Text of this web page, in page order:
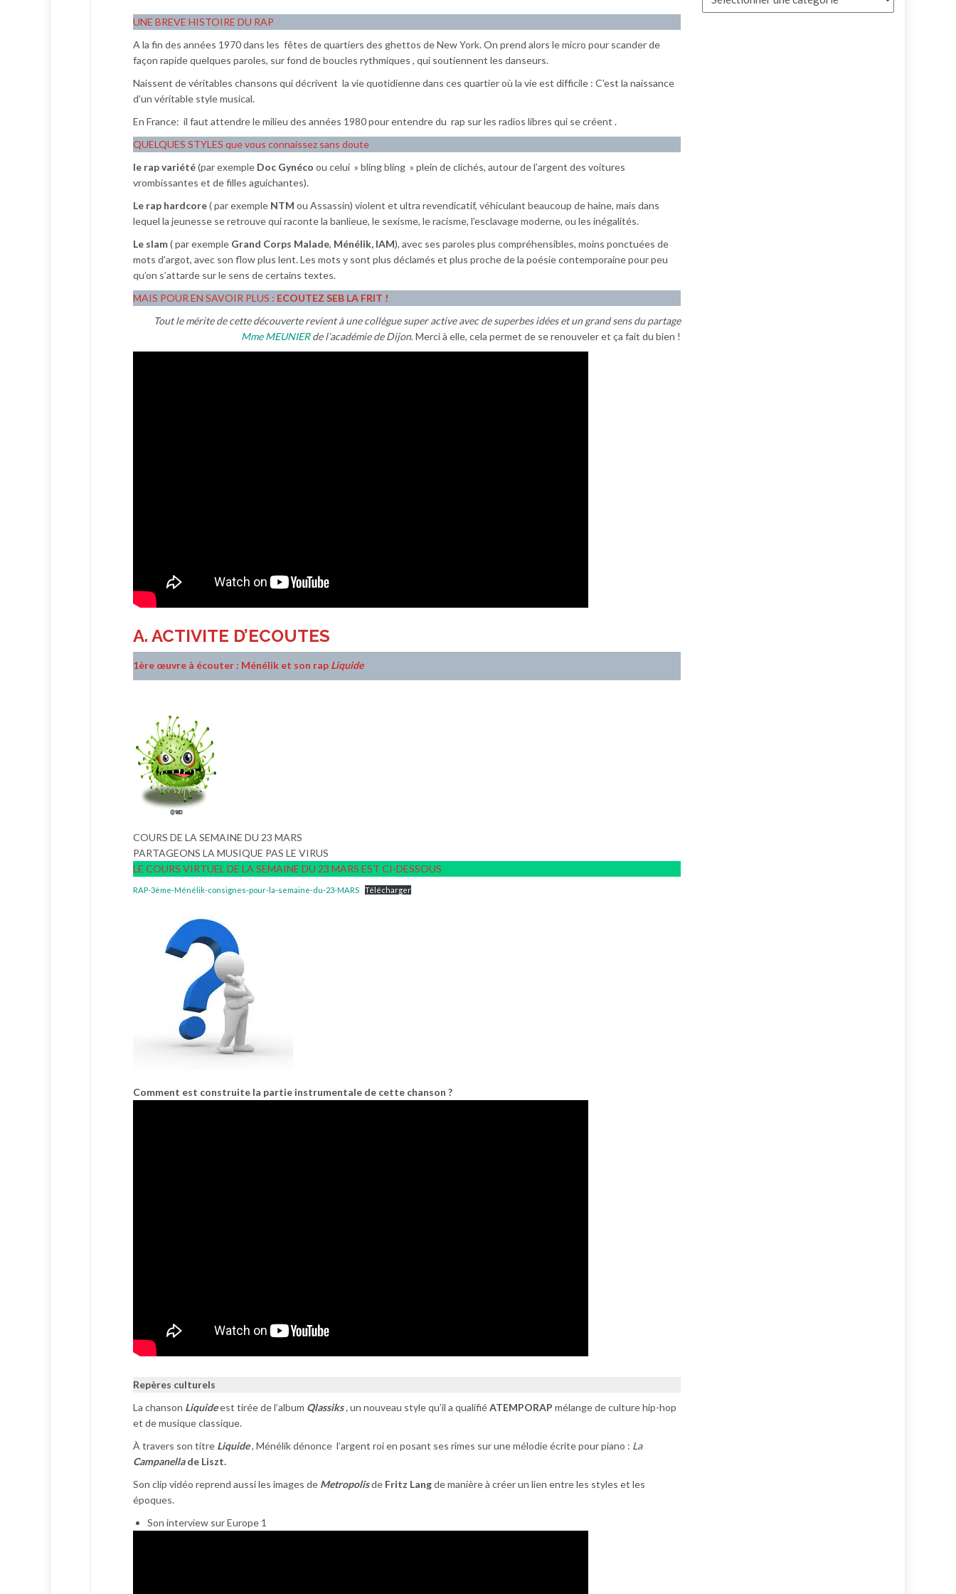
UNE BREVE HISTOIRE DU RAP
A la fin des années 1970 dans les fêtes de quartiers des ghettos de New York. On prend alors le micro pour scander de
façon rapide quelques paroles, sur fond de boucles rythmiques , qui soutiennent les danseurs.
Naissent de véritables chansons qui décrivent la vie quotidienne dans ces quartier où la vie est difficile : C’est la naissance
d’un véritable style musical.
En France: il faut attendre le milieu des années 1980 pour entendre du rap sur les radios libres qui se créent .
QUELQUES STYLES que vous connaissez sans doute
le rap variété(par exemple Doc Gynéco ou celui » bling bling » plein de clichés, autour de l’argent des voitures
vrombissantes et de filles aguichantes).
Le rap hardcore( par exemple NTM ou Assassin) violent et ultra revendicatif, véhiculant beaucoup de haine, mais dans
lequel la jeunesse se retrouve qui raconte la banlieue, le sexisme, le racisme, l’esclavage moderne, ou les inégalités.
Le slam( par exemple Grand Corps Malade, Ménélik, IAM), avec ses paroles plus compréhensibles, moins ponctuées de
mots d’argot, avec son flow plus lent. Les mots y sont plus déclamés et plus proche de la poésie contemporaine pour peu
qu’on s’attarde sur le sens de certains textes.
MAIS POUR EN SAVOIR PLUS : ECOUTEZ SEB LA FRIT !
Tout le mérite de cette découverte revient à une collègue super active avec de superbes idées et un grand sens du partage
Mme MEUNIERde l’académie de Dijon. Merci à elle, cela permet de se renouveler et ça fait du bien !
A. ACTIVITE D’ECOUTES
1ère œuvre à écouter : Ménélik et son rap Liquide
COURS DE LA SEMAINE DU 23 MARS
PARTAGEONS LA MUSIQUE PAS LE VIRUS
LE COURS VIRTUEL DE LA SEMAINE DU 23 MARS EST CI-DESSOUS
RAP-3ème-Ménélik-consignes-pour-la-semaine-du-23-MARS Télécharger
Comment est construite la partie instrumentale de cette chanson ?
Repères culturels
La chanson Liquideest tirée de l’album Qlassiks,un nouveau style qu’il a qualifiéATEMPORAP mélange de culture hip-hop
et de musique classique.
À travers son titre Liquide, Ménélik dénonce l’argent roi en posant ses rimes sur une mélodie écrite pour piano : La
Campanellade Liszt.
Son clip vidéo reprend aussi les images de Metropolisde Fritz Langde manière à créer un lien entre les styles et les
époques.
Son interview sur Europe 1